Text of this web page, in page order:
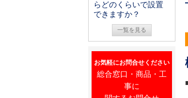
らどのくらいで設置
できますか？
一覧を見る
お気軽にお問合せください
総合窓口・商品・工
事に